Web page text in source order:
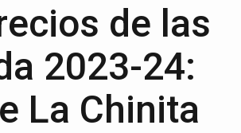
de las
2023-24:
La Chinita